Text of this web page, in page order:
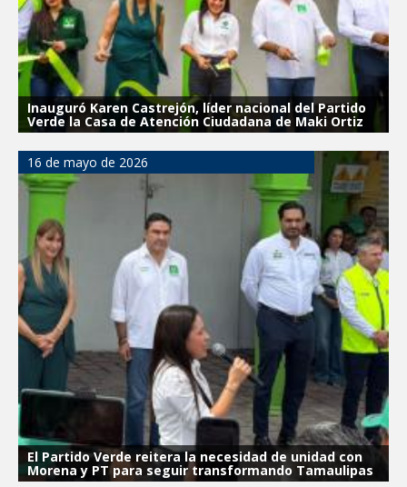
Inauguró Karen Castrejón, líder nacional del Partido
Verde la Casa de Atención Ciudadana de Maki Ortiz
16 de mayo de 2026
El Partido Verde reitera la necesidad de unidad con
Morena y PT para seguir transformando Tamaulipas